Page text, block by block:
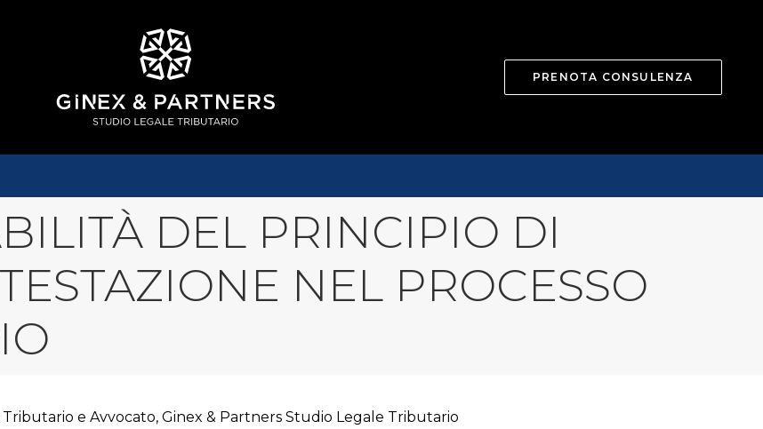
PRENOTA CONSULENZA
DEL PRINCIPIO DI
NEL PROCESSO
e Avvocato, Ginex & Partners Studio Legale Tributario